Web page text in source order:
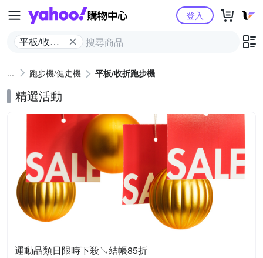
Yahoo購物中心
平板/收折
登入
跑步機/健走機 平板/收折跑步機
精選活動
運動品類日限時下殺↘結帳85折